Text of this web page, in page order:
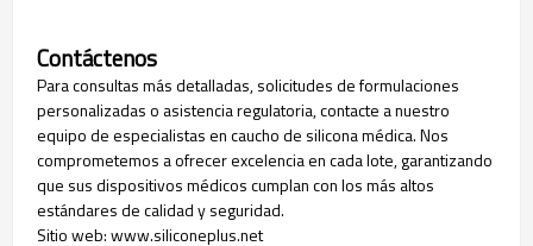
Contáctenos
Para consultas más detalladas, solicitudes de formulaciones
personalizadas o asistencia regulatoria, contacte a nuestro
equipo de especialistas en caucho de silicona médica. Nos
comprometemos a ofrecer excelencia en cada lote, garantizando
que sus dispositivos médicos cumplan con los más altos
estándares de calidad y seguridad.
Sitio web: www.siliconeplus.net